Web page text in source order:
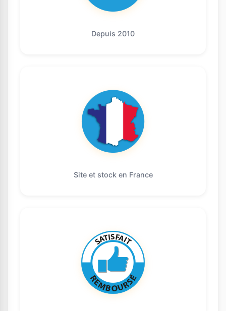
Depuis 2010
Site et stock en France